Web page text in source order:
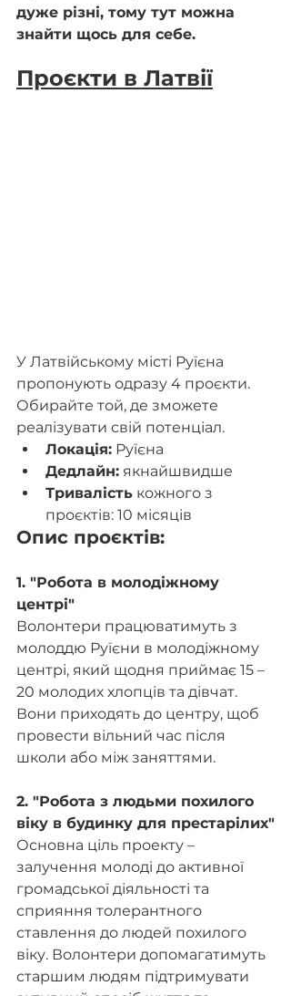
дуже різні, тому тут можна
знайти щось для себе.
Проєкти в Латвії
У Латвійському місті Руїєна
пропонують одразу 4 проєкти.
Обирайте той, де зможете
реалізувати свій потенціал.
Локація: Руїєна
Дедлайн: якнайшвидше
Тривалість кожного з
проєктів: 10 місяців
Опис проєктів:
1. "Робота в молодіжному
центрі"
Волонтери працюватимуть з
молоддю Руїєни в молодіжному
центрі, який щодня приймає 15 –
20 молодих хлопців та дівчат.
Вони приходять до центру, щоб
провести вільний час після
школи або між заняттями.
2. "Робота з людьми похилого
віку в будинку для престарілих"
Основна ціль проекту –
залучення молоді до активної
громадської діяльності та
сприяння толерантного
ставлення до людей похилого
віку. Волонтери допомагатимуть
старшим людям підтримувати